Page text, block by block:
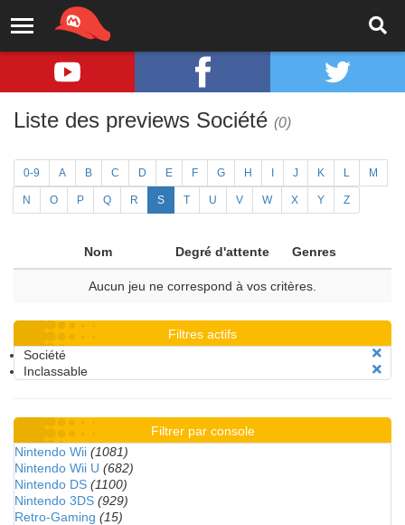
Liste des previews Société (0)
0-9 A B C D E F G H J K L M
N O P Q R S T U V W X Y Z
Nom Degré d'attente Genres
Aucun jeu ne correspond à vos critères.
Filtres actifs
Société
Inclassable
Filtrer par console
Nintendo Wii (1081)
Nintendo Wii U (682)
Nintendo DS (1100)
Nintendo 3DS (929)
Retro-Gaming (15)